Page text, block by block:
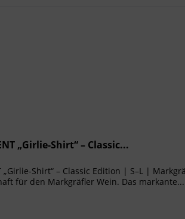
„Girlie-Shirt“ – Classic...
„Girlie-Shirt“ – Classic Edition | S–L |
für den Markgräfler Wein. Das markante...